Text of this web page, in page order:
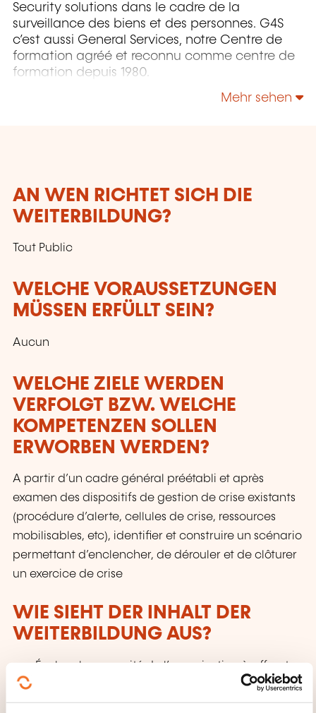
Security solutions dans le cadre de la
surveillance des biens et des personnes. G4S
c’est aussi General Services, notre Centre de
formation agréé et reconnu comme centre de
formation depuis 1980.
Mehr sehen
AN WEN RICHTET SICH DIE
WEITERBILDUNG?
Tout Public
WELCHE VORAUSSETZUNGEN
MÜSSEN ERFÜLLT SEIN?
Aucun
WELCHE ZIELE WERDEN
VERFOLGT BZW. WELCHE
KOMPETENZEN SOLLEN
ERWORBEN WERDEN?
A partir d’un cadre général préétabli et après
examen des dispositifs de gestion de crise existants
(procédure d’alerte, cellules de crise, ressources
mobilisables, etc), identifier et construire un scénario
permettant d’enclencher, de dérouler et de clôturer
un exercice de crise
WIE SIEHT DER INHALT DER
WEITERBILDUNG AUS?
Évaluer la capacité de l’organisation à affronter
Vérifier la disponibilité des équipes et plus